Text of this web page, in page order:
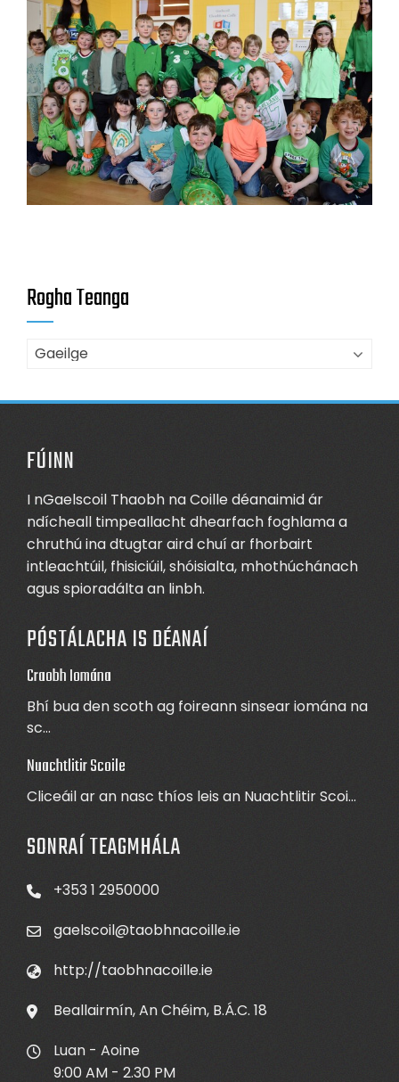
Rogha Teanga
FÚINN
I nGaelscoil Thaobh na Coille déanaimid ár
ndícheall timpeallacht dhearfach foghlama a
chruthú ina dtugtar aird chuí ar fhorbairt
intleachtúil, fhisiciúil, shóisialta, mhothúchánach
agus spioradálta an linbh.
PÓSTÁLACHA IS DÉANAÍ
Craobh Iomána
Bhí bua den scoth ag foireann sinsear iomána na
sc...
Nuachtlitir Scoile
Cliceáil ar an nasc thíos leis an Nuachtlitir Scoi...
SONRAÍ TEAGMHÁLA
+353 1 2950000
gaelscoil@taobhnacoille.ie
http://taobhnacoille.ie
Beallairmín, An Chéim, B.Á.C. 18
Luan - Aoine
9:00 AM - 2.30 PM